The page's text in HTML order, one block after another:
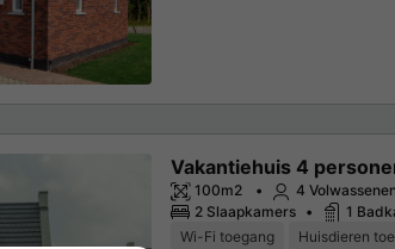
Vakantiehuis 4
100m2
4
2 Slaapkamers
1
Wi-Fi toegang
Huisdieren